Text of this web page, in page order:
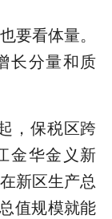
要看体量。
长分量和质
，保税区跨
金华金义新
新区生产总
值规模就能